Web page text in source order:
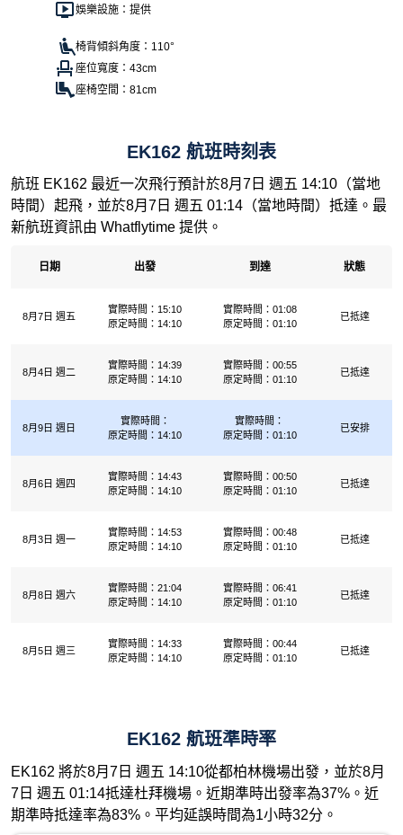
娛樂設施：提供
椅背傾斜角度：110°
座位寬度：43cm
座椅空間：81cm
EK162 航班時刻表
航班 EK162 最近一次飛行預計於8月7日 週五 14:10（當地
時間）起飛，並於8月7日 週五 01:14（當地時間）抵達。最
新航班資訊由 Whatflytime 提供。
日期 出發 到達 狀態
8月7日 週五
實際時間：15:10
原定時間：14:10
實際時間：01:08
原定時間：01:10
已抵達
8月4日 週二
實際時間：14:39
原定時間：14:10
實際時間：00:55
原定時間：01:10
已抵達
8月9日 週日
實際時間：
原定時間：14:10
實際時間：
原定時間：01:10
已安排
8月6日 週四
實際時間：14:43
原定時間：14:10
實際時間：00:50
原定時間：01:10
已抵達
8月3日 週一
實際時間：14:53
原定時間：14:10
實際時間：00:48
原定時間：01:10
已抵達
8月8日 週六
實際時間：21:04
原定時間：14:10
實際時間：06:41
原定時間：01:10
已抵達
8月5日 週三
實際時間：14:33
原定時間：14:10
實際時間：00:44
原定時間：01:10
已抵達
EK162 航班準時率
EK162 將於8月7日 週五 14:10從都柏林機場出發，並於8月
7日 週五 01:14抵達杜拜機場。近期準時出發率為37%。近
期準時抵達率為83%。平均延誤時間為1小時32分。